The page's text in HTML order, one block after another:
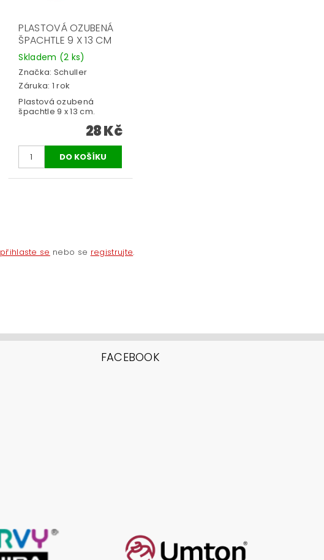
PLASTOVÁ OZUBENÁ
ŠPACHTLE 9 X 13 CM
Skladem (2 ks)
Značka: Schuller
Záruka: 1 rok
Plastová ozubená
špachtle 9 x 13 cm.
28 Kč
přihlaste se nebo se registrujte.
FACEBOOK